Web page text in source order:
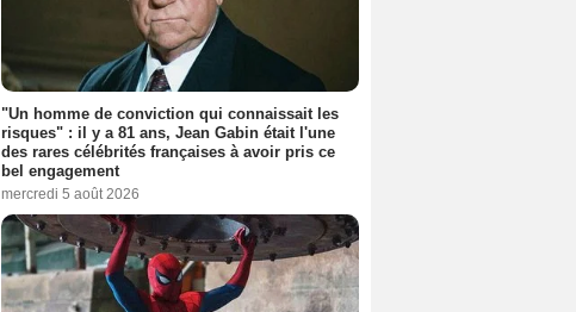
"Un homme de conviction qui connaissait les
risques" : il y a 81 ans, Jean Gabin était l'une
des rares célébrités françaises à avoir pris ce
bel engagement
mercredi 5 août 2026